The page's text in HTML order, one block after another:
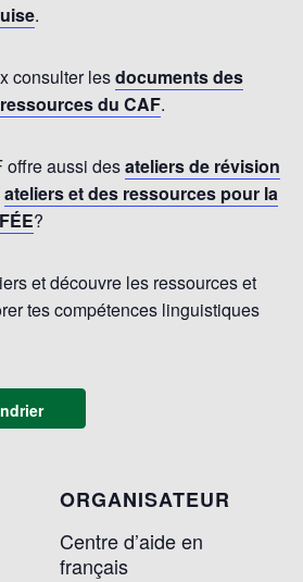
.
consulter lesdocuments des
ressources du CAF.
offre aussi desateliers de révision
ateliers et des ressources pour la
?
et découvre les ressources et
tes compétences linguistiques
ORGANISATEUR
Centre d’aide en
français